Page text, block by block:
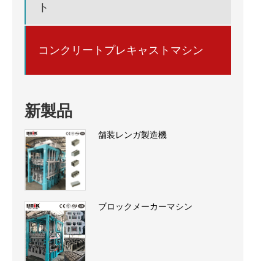
ト
コンクリートプレキャストマシン
新製品
舗装レンガ製造機
ブロックメーカーマシン